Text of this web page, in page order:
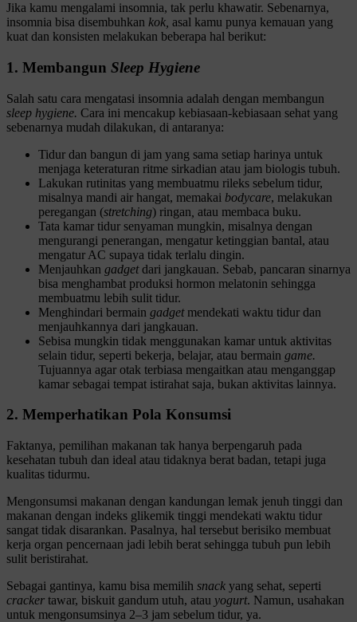
Jika kamu mengalami insomnia, tak perlu khawatir. Sebenarnya,
insomnia bisa disembuhkan kok, asal kamu punya kemauan yang
kuat dan konsisten melakukan beberapa hal berikut:
1. Membangun Sleep Hygiene
Salah satu cara mengatasi insomnia adalah dengan membangun
sleep hygiene. Cara ini mencakup kebiasaan-kebiasaan sehat yang
sebenarnya mudah dilakukan, di antaranya:
Tidur dan bangun di jam yang sama setiap harinya untuk
menjaga keteraturan ritme sirkadian atau jam biologis tubuh.
Lakukan rutinitas yang membuatmu rileks sebelum tidur,
misalnya mandi air hangat, memakai bodycare, melakukan
peregangan (stretching) ringan atau membaca buku.
Tata kamar tidur senyaman mungkin, misalnya dengan
mengurangi penerangan, mengatur ketinggian bantal, atau
mengatur AC supaya tidak terlalu dingin.
Menjauhkan gadgetdari jangkauan. Sebab, pancaran sinarnya
bisa menghambat produksi hormon melatonin sehingga
membuatmu lebih sulit tidur.
Menghindari bermain gadget mendekati waktu tidur dan
menjauhkannya dari jangkauan.
Sebisa mungkin tidak menggunakan kamar untuk aktivitas
selain tidur, seperti bekerja, belajar, atau bermain game.
Tujuannya agar otak terbiasa mengaitkan atau menganggap
kamar sebagai tempat istirahat saja, bukan aktivitas lainnya.
2. Memperhatikan Pola Konsumsi
Faktanya, pemilihan makanan tak hanya berpengaruh pada
kesehatan tubuh dan ideal atau tidaknya berat badan, tetapi juga
kualitas tidurmu.
Mengonsumsi makanan dengan kandungan lemak jenuh tinggi dan
makanan dengan indeks glikemik tinggi mendekati waktu tidur
sangat tidak disarankan. Pasalnya, hal tersebut berisiko membuat
kerja organ pencernaan jadi lebih berat sehingga tubuh pun lebih
sulit beristirahat.
Sebagai gantinya, kamu bisa memilih snack yang sehat, seperti
cracker tawar, biskuit gandum utuh, atau yogurt. Namun, usahakan
untuk mengonsumsinya 2–3 jam sebelum tidur, ya.